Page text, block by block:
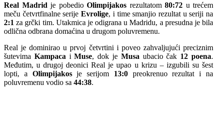
Real Madrid je pobedio Olimpijakos rezultatom 80:72 u trećem
meču četvrtfinalne serijeEvrolige, i time smanjio rezultat u seriji na
2:1 za grčki tim. Utakmica je odigrana u Madridu, a presudna je bila
odlična odbrana domaćina u drugom poluvremenu.
Real je dominirao u prvoj četvrtini i poveo zahvaljujući preciznim
šutevima Kampaca iMuse, dok je Musa ubacio čak 12 poena.
Međutim, u drugoj deonici Real je upao u krizu – izgubili su šest
lopti, a Olimpijakosje serijom 13:0preokrenuo rezultat i na
poluvremenu vodio sa 44:38.